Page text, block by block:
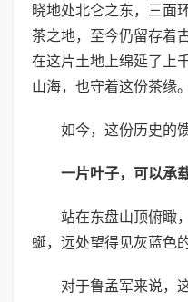
晓地处北仑之东，三面
茶之地，至今仍留存着
在这片土地上绵延了上
山海，也守着这份茶缘。
如今，这份历史的
一片叶子，可以承
站在东盘山顶俯瞰
蜒，远处望得见灰蓝色
对于鲁孟军来说，